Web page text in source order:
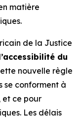
matière
de la Justice
du
nouvelle règle
se conforment à
et ce pour
Les délais